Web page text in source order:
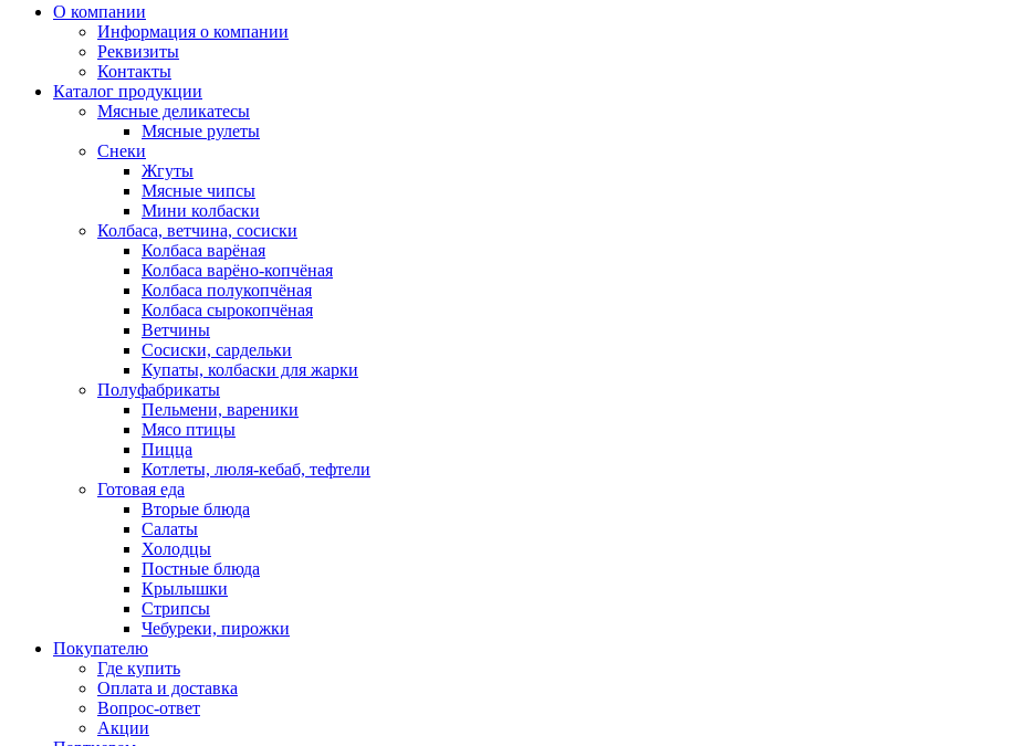
О компании
Информация о компании
Реквизиты
Контакты
Каталог продукции
Мясные деликатесы
Мясные рулеты
Снеки
Жгуты
Мясные чипсы
Мини колбаски
Колбаса, ветчина, сосиски
Колбаса варёная
Колбаса варёно-копчёная
Колбаса полукопчёная
Колбаса сырокопчёная
Ветчины
Сосиски, сардельки
Купаты, колбаски для жарки
Полуфабрикаты
Пельмени, вареники
Мясо птицы
Пицца
Котлеты, люля-кебаб, тефтели
Готовая еда
Вторые блюда
Салаты
Холодцы
Постные блюда
Крылышки
Стрипсы
Чебуреки, пирожки
Покупателю
Где купить
Оплата и доставка
Вопрос-ответ
Акции